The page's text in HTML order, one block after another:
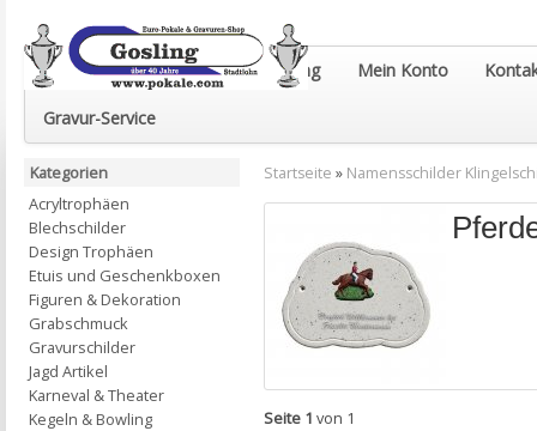
Euro-Pokale & Gravur-Shop Gosling Mein Konto
Gravur-Service
Startseite » Namensschilder
Seite 1 von 1
Kategorien
Acryltrophäen
Blechschilder
Design Trophäen
Etuis und Geschenkboxen
Figuren & Dekoration
Grabschmuck
Gravurschilder
Jagd Artikel
Karneval & Theater
Kegeln & Bowling